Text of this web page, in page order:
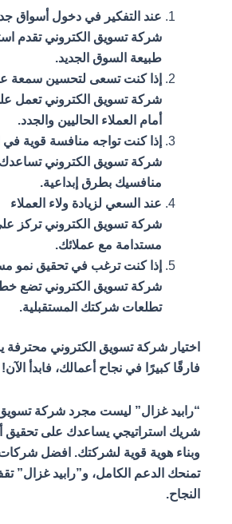
عند التفكير في دخول أسواق
شركة تسويق الكتروني تقدم
طبيعة السوق الجديد.
إذا كنت تسعى لتحسين سمعة
شركة تسويق الكتروني تعمل على
أمام العملاء الحاليين والجدد.
إذا كنت تواجه منافسة قوية في
شركة تسويق الكتروني تساعدك
منافسيك بطرق إبداعية.
عند السعي لزيادة ولاء العملاء
شركة تسويق الكتروني تركز على
مستدامة مع عملائك.
إذا كنت ترغب في تحقيق نمو
شركة تسويق الكتروني تضع
تطلعات شركتك المستقبلية.
اختيار شركة تسويق الكتروني محترفة
فارقًا كبيرًا في نجاح أعمالك، فابدأ الآن!
“رابيد غزال” ليست مجرد شركة تسويق
شريك استراتيجي يساعدك على تحقيق
وبناء هوية قوية لشركتك. افضل شركات
تمنحك الدعم الكامل، و”رابيد غزال” تقف
النجاح.